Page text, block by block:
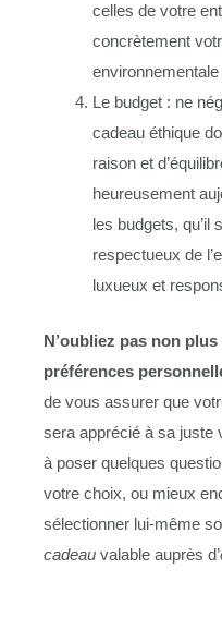
celles de votre
concrètement
Le budget : ne
cadeau éthique
raison et
heureusement
les budgets, qu’il
respectueux de
luxueux et
N’oubliez pas non
préférences
de vous assurer que
sera apprécié à sa juste
à poser quelques
votre choix, ou mieux
sélectionner lui-même
cadeau valable auprès d’